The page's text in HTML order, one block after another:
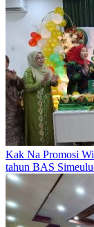
Kak Na Promosi
tahun BAS